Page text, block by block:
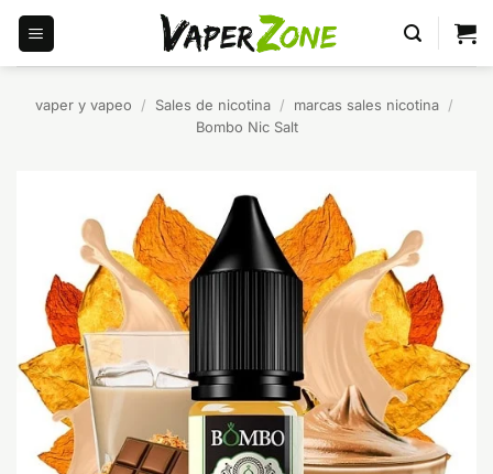
Saltar
contenido
vaper y vapeo / Sales de nicotina / marcas sales nicotina /
Bombo Nic Salt